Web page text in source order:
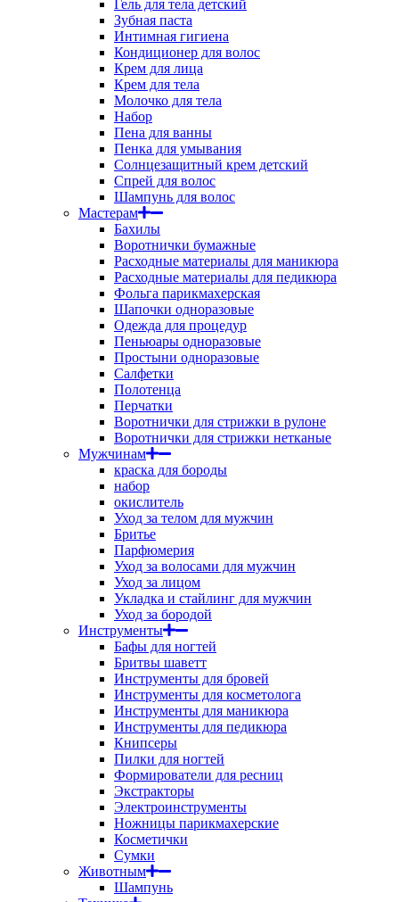
Гель для тела детский
Зубная паста
Интимная гигиена
Кондиционер для волос
Крем для лица
Крем для тела
Молочко для тела
Набор
Пена для ванны
Пенка для умывания
Солнцезащитный крем детский
Спрей для волос
Шампунь для волос
Мастерам
Бахилы
Воротнички бумажные
Расходные материалы для маникюра
Расходные материалы для педикюра
Фольга парикмахерская
Шапочки одноразовые
Одежда для процедур
Пеньюары одноразовые
Простыни одноразовые
Салфетки
Полотенца
Перчатки
Воротнички для стрижки в рулоне
Воротнички для стрижки нетканые
Мужчинам
краска для бороды
набор
окислитель
Уход за телом для мужчин
Бритье
Парфюмерия
Уход за волосами для мужчин
Уход за лицом
Укладка и стайлинг для мужчин
Уход за бородой
Инструменты
Бафы для ногтей
Бритвы шаветт
Инструменты для бровей
Инструменты для косметолога
Инструменты для маникюра
Инструменты для педикюра
Книпсеры
Пилки для ногтей
Формирователи для ресниц
Экстракторы
Электроинструменты
Ножницы парикмахерские
Косметички
Сумки
Животным
Шампунь